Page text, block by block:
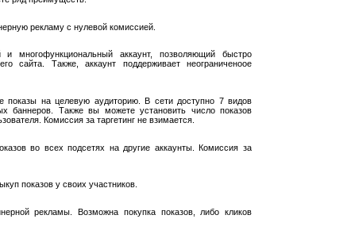
рекламу с нулевой комиссией.
многофункциональный аккаунт, позволяющий быстро
сайта. Также, аккаунт поддерживает неограниченоое
показы на целевую аудиторию. В сети доступно 7 видов
баннеров. Также вы можете установить число показов
Комиссия за таргетинг не взимается.
во всех подсетях на другие аккаунты. Комиссия за
показов у своих участников.
рекламы. Возможна покупка показов, либо кликов